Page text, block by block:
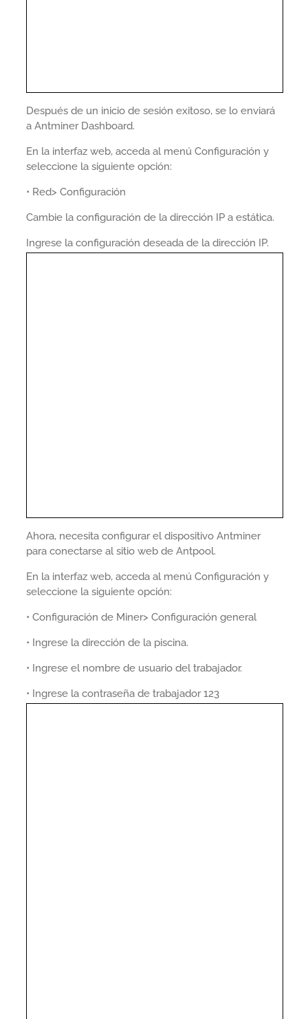
Después de un inicio de sesión exitoso, se lo enviará
a Antminer Dashboard.
En la interfaz web, acceda al menú Configuración y
seleccione la siguiente opción:
• Red> Configuración
Cambie la configuración de la dirección IP a estática.
Ingrese la configuración deseada de la dirección IP.
Ahora, necesita configurar el dispositivo Antminer
para conectarse al sitio web de Antpool.
En la interfaz web, acceda al menú Configuración y
seleccione la siguiente opción:
• Configuración de Miner> Configuración general
• Ingrese la dirección de la piscina.
• Ingrese el nombre de usuario del trabajador.
• Ingrese la contraseña de trabajador 123